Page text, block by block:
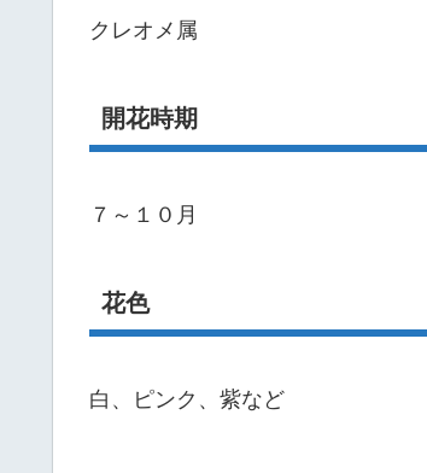
クレオメ属
開花時期
７～１０月
花色
白、ピンク、紫など